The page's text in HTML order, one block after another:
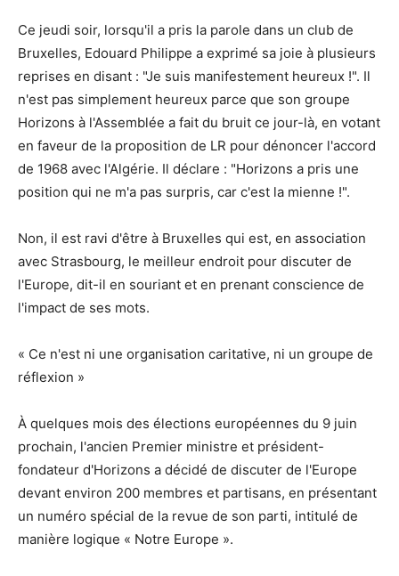
Ce jeudi soir, lorsqu'il a pris la parole dans un club de
Bruxelles, Edouard Philippe a exprimé sa joie à plusieurs
reprises en disant : "Je suis manifestement heureux !". Il
n'est pas simplement heureux parce que son groupe
Horizons à l'Assemblée a fait du bruit ce jour-là, en votant
en faveur de la proposition de LR pour dénoncer l'accord
de 1968 avec l'Algérie. Il déclare : "Horizons a pris une
position qui ne m'a pas surpris, car c'est la mienne !".
Non, il est ravi d'être à Bruxelles qui est, en association
avec Strasbourg, le meilleur endroit pour discuter de
l'Europe, dit-il en souriant et en prenant conscience de
l'impact de ses mots.
« Ce n'est ni une organisation caritative, ni un groupe de
réflexion »
À quelques mois des élections européennes du 9 juin
prochain, l'ancien Premier ministre et président-
fondateur d'Horizons a décidé de discuter de l'Europe
devant environ 200 membres et partisans, en présentant
un numéro spécial de la revue de son parti, intitulé de
manière logique « Notre Europe ».